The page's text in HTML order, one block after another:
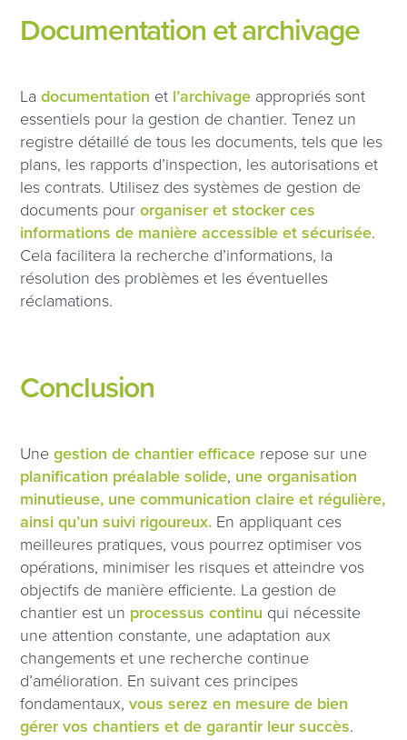
Documentation et archivage
Ladocumentation et l’archivage appropriés sont
essentiels pour la gestion de chantier. Tenez un
registre détaillé de tous les documents, tels que les
plans, les rapports d’inspection, les autorisations et
les contrats. Utilisez des systèmes de gestion de
documents pourorganiser et stocker ces
informations de manière accessible et sécurisée.
Cela facilitera la recherche d’informations, la
résolution des problèmes et les éventuelles
réclamations.
Conclusion
Unegestion de chantier efficace repose sur une
planification préalable solide, une organisation
minutieuse, une communication claire et régulière,
ainsi qu’un suivi rigoureux. En appliquant ces
meilleures pratiques, vous pourrez optimiser vos
opérations, minimiser les risques et atteindre vos
objectifs de manière efficiente. La gestion de
chantier est un processus continu qui nécessite
une attention constante, une adaptation aux
changements et une recherche continue
d’amélioration. En suivant ces principes
fondamentaux,vous serez en mesure de bien
gérer vos chantiers et de garantir leur succès.